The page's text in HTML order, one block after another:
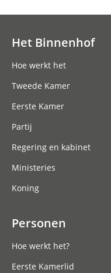
Het Binnenhof
Hoe werkt het
Tweede Kamer
Eerste Kamer
Partij
Regering en kabinet
Ministeries
Koning
Personen
Hoe werkt het?
Eerste Kamerlid